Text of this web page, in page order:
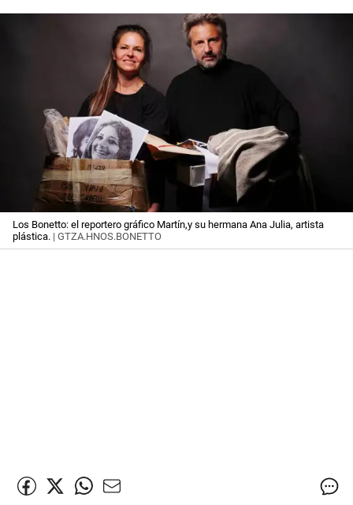
Los Bonetto: el reportero gráfico Martín,y su hermana Ana Julia, artista
plástica. | GTZA.HNOS.BONETTO